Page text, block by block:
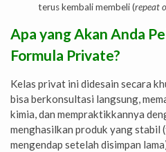
terus kembali membeli (repeat
Apa yang Akan Anda
Formula Private?
Kelas privat ini didesain secara
bisa berkonsultasi langsung,
kimia, dan mempraktikkannya
menghasilkan produk yang stabil
mengendap setelah disimpan